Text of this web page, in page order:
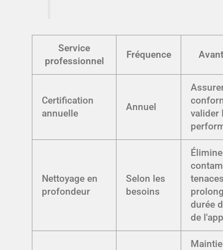
Service
professionnel
Fréquence
Certification
annuelle
Annuel
valider
Nettoyage en
profondeur
Selon les
besoins
durée
de